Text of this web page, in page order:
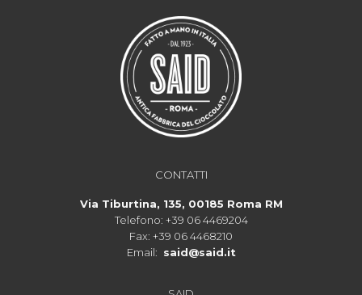
CONTATTI
Via Tiburtina, 135, 00185 Roma RM
Telefono: +39 06 4469204
Fax: +39 06 4468210
Email: said@said.it